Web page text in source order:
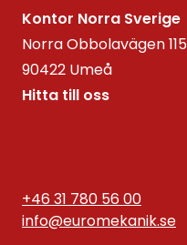
Kontor Norra Sverige
Norra Obbolavägen 115
90422 Umeå
Hitta till oss
+46 31 780 56 00
info@euromekanik.se